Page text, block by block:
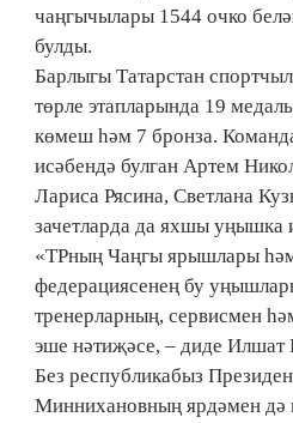
чаңгычылары 1544 очко
булды.
Барлыгы Татарстан
төрле этапларында 19
көмеш һәм 7 бронза.
исәбендә булган Артем
Лариса Рясина, Светлана
зачетларда да яхшы уңышка
«ТРның Чаңгы ярышлары
федерациясенең бу
тренерларның, сервисмен
эше нәтиҗәсе, – диде
Без республикабыз
Миннихановның ярдәмен дә